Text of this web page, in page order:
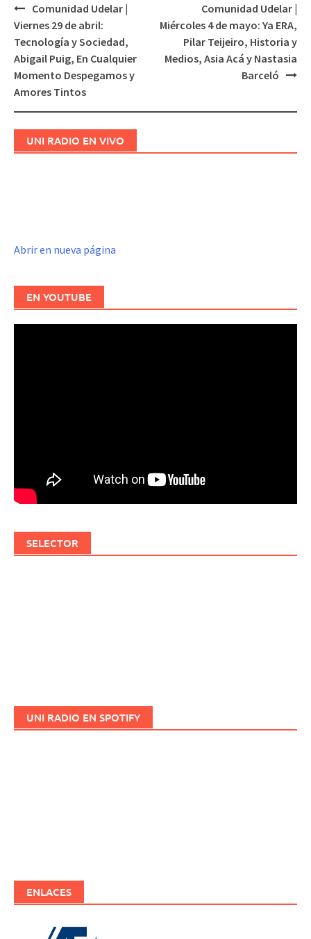
Navegación
de
entradas
Comunidad Udelar |
Viernes 29 de abril:
Tecnología y Sociedad,
Abigail Puig, En Cualquier
Momento Despegamos y
Amores Tintos
Comunidad Udelar |
Miércoles 4 de mayo: Ya ERA,
Pilar Teijeiro, Historia y
Medios, Asia Acá y Nastasia
Barceló
UNI RADIO EN VIVO
Abrir en nueva página
EN YOUTUBE
SELECTOR
UNI RADIO EN SPOTIFY
ENLACES